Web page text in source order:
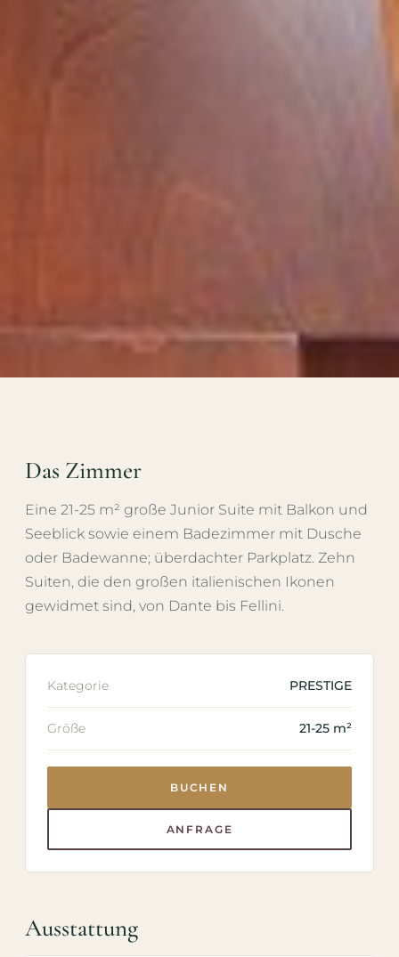
Das Zimmer
Eine 21-25 m² große Junior Suite mit Balkon und
Seeblick sowie einem Badezimmer mit Dusche
oder Badewanne; überdachter Parkplatz. Zehn
Suiten, die den großen italienischen Ikonen
gewidmet sind, von Dante bis Fellini.
Kategorie PRESTIGE
Größe 21-25 m²
BUCHEN
ANFRAGE
Ausstattung